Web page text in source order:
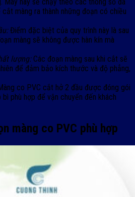
màng ra thành những đoạn có chiều
Điểm đặc biệt của quy trình này là sau
màng sẽ không được hàn kín mà
lượng:Các đoạn màng sau khi cắt sẽ
để đảm bảo kích thước và độ phẳng,
co PVC cắt hở 2 đầu được đóng gói
phù hợp để vận chuyển đến khách
màng co PVC phù hợp